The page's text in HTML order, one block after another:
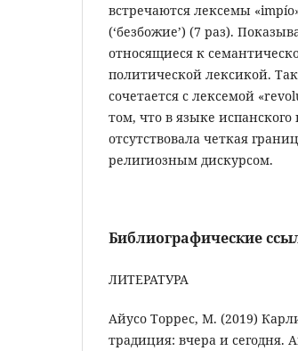
встречаются лексемы
(‘безбожие’) (7 раз).
относящиеся к
политической лексикой.
сочетается с лексемой
том, что в языке
отсутствовала четкая
религиозным дискурсом.
Библиографические
ЛИТЕРАТУРА
Айусо Торрес, М. (2019)
традиция: вчера и сегодня.